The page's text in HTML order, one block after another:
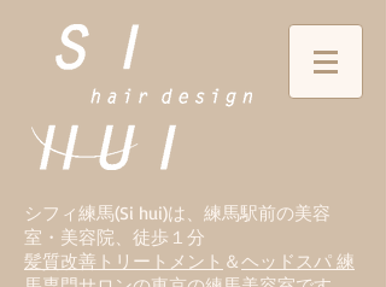
シフィ練馬(Si hui)は、 練馬駅前の美容
室・美容院、徒歩１分
髪質改善トリートメント ＆ヘッドスパ 練